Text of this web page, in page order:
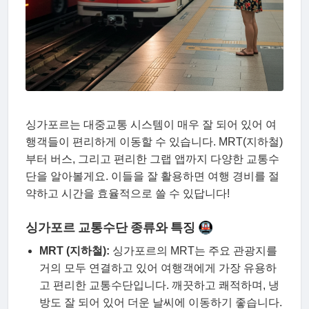
싱가포르는 대중교통 시스템이 매우 잘 되어 있어 여
행객들이 편리하게 이동할 수 있습니다. MRT(지하철)
부터 버스, 그리고 편리한 그랩 앱까지 다양한 교통수
단을 알아볼게요. 이들을 잘 활용하면 여행 경비를 절
약하고 시간을 효율적으로 쓸 수 있답니다!
싱가포르 교통수단 종류와 특징 🚇
MRT (지하철): 싱가포르의 MRT는 주요 관광지를
거의 모두 연결하고 있어 여행객에게 가장 유용하
고 편리한 교통수단입니다. 깨끗하고 쾌적하며, 냉
방도 잘 되어 있어 더운 날씨에 이동하기 좋습니다.